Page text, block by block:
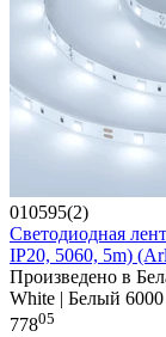
010595(2)
Светодиодная
IP20, 5060, 5m)
Произведено в
White | Белый
77805